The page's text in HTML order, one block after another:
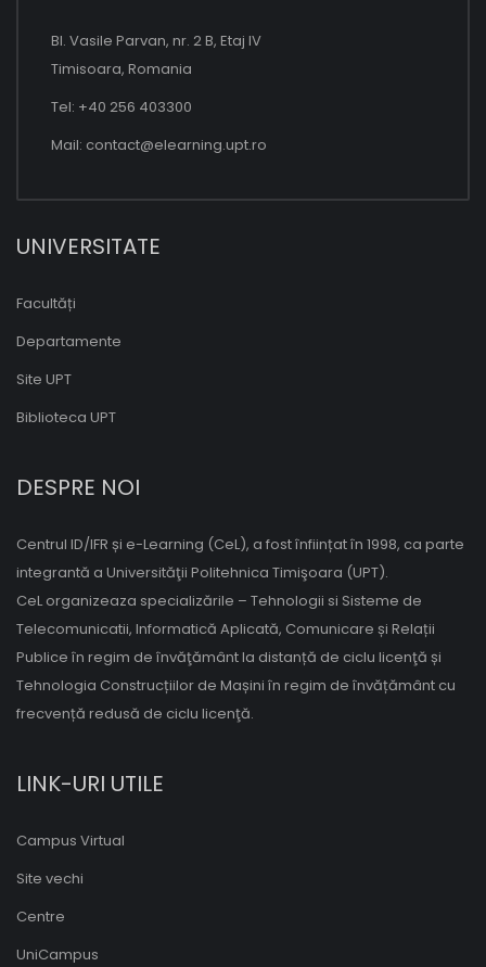
Bl. Vasile Parvan, nr. 2 B, Etaj IV
Timisoara, Romania
Tel: +40 256 403300
Mail: contact@elearning.upt.ro
UNIVERSITATE
Facultăți
Departamente
Site UPT
Biblioteca UPT
DESPRE NOI
Centrul ID/IFR și e-Learning (CeL), a fost înființat în 1998, ca parte
integrantă a Universităţii Politehnica Timişoara (UPT).
CeL organizeaza specializările – Tehnologii si Sisteme de
Telecomunicatii, Informatică Aplicată, Comunicare și Relații
Publice în regim de învăţământ la distanță de ciclu licenţă și
Tehnologia Construcțiilor de Mașini în regim de învățământ cu
frecvență redusă de ciclu licenţă.
LINK-URI UTILE
Campus Virtual
Site vechi
Centre
UniCampus